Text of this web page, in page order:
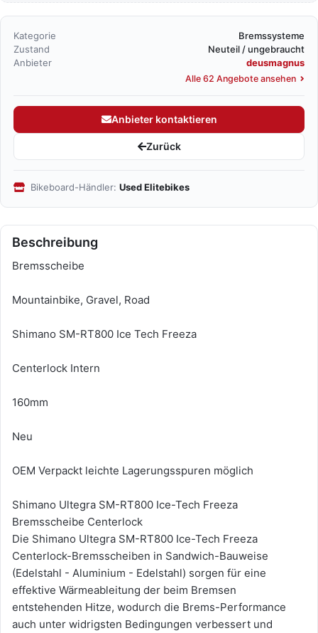
Kategorie
Bremssysteme
Zustand
Neuteil / ungebraucht
Anbieter
deusmagnus
Alle 62 Angebote ansehen
Anbieter kontaktieren
Zurück
Bikeboard-Händler: Used Elitebikes
Beschreibung
Bremsscheibe
Mountainbike, Gravel, Road
Shimano SM-RT800 Ice Tech Freeza
Centerlock Intern
160mm
Neu
OEM Verpackt leichte Lagerungsspuren möglich
Shimano Ultegra SM-RT800 Ice-Tech Freeza
Bremsscheibe Centerlock
Die Shimano Ultegra SM-RT800 Ice-Tech Freeza
Centerlock-Bremsscheiben in Sandwich-Bauweise
(Edelstahl - Aluminium - Edelstahl) sorgen für eine
effektive Wärmeableitung der beim Bremsen
entstehenden Hitze, wodurch die Brems-Performance
auch unter widrigsten Bedingungen verbessert und